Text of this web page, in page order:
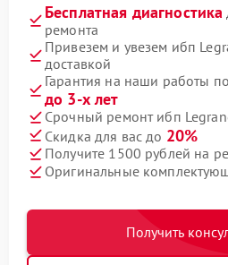
Бесплатная диагностика
ремонта
Привезем и увезем ибп
доставкой
Гарантия на наши работы
до 3-х лет
Срочный ремонт ибп
Скидка для вас до 20%
Получите 1500 рублей на
Оригинальные
Получить